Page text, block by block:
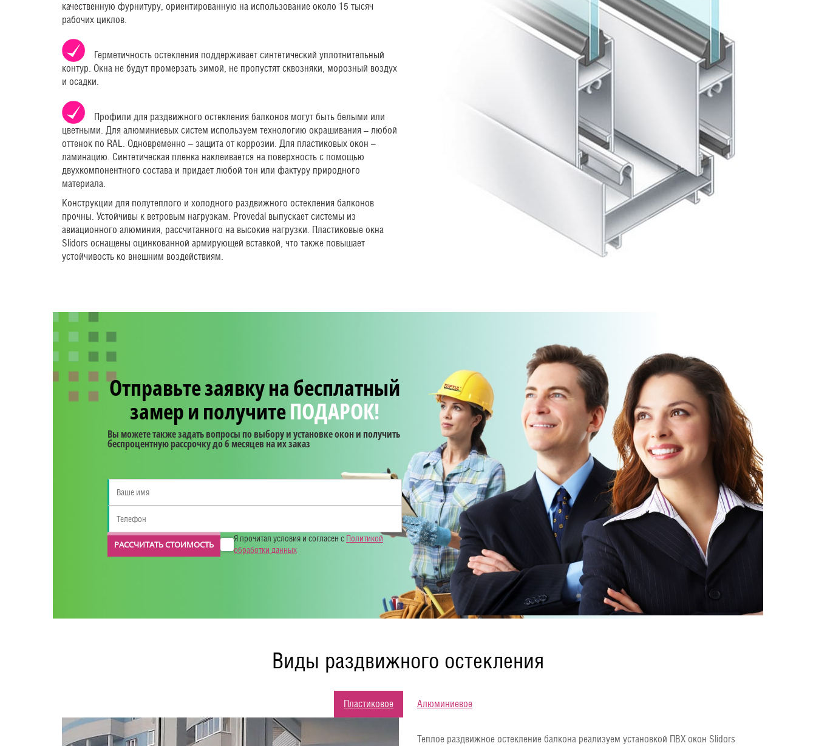
качественную фурнитуру, ориентированную на использование около 15 тысяч
рабочих циклов.
Герметичность остекления поддерживает синтетический уплотнительный
контур. Окна не будут промерзать зимой, не пропустят сквозняки, морозный воздух
и осадки.
Профили для раздвижного остекления балконов могут быть белыми или
цветными. Для алюминиевых систем используем технологию окрашивания – любой
оттенок по RAL. Одновременно – защита от коррозии. Для пластиковых окон –
ламинацию. Синтетическая пленка наклеивается на поверхность с помощью
двухкомпонентного состава и придает любой тон или фактуру природного
материала.
Конструкции для полутеплого и холодного раздвижного остекления балконов
прочны. Устойчивы к ветровым нагрузкам. Provedal выпускает системы из
авиационного алюминия, рассчитанного на высокие нагрузки. Пластиковые окна
Slidors оснащены оцинкованной армирующей вставкой, что также повышает
устойчивость ко внешним воздействиям.
Отправьте заявку на бесплатный
замер и получитеПОДАРОК!
Вы можете также задать вопросы по выбору и установке окон и получить
беспроцентную рассрочку до 6 месяцев на их заказ
РАССЧИТАТЬ СТОИМОСТЬ
Я прочитал условия и согласен с Политикой
обработки данных
Виды раздвижного остекления
Пластиковое Алюминиевое
Теплое раздвижное остекление балкона реализуем установкой ПВХ окон Slidors